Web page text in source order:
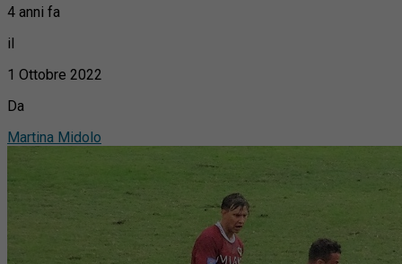
4 anni fa
il
1 Ottobre 2022
Da
Martina Midolo